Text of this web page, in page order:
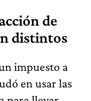
de
distintos
impuesto a
en usar las